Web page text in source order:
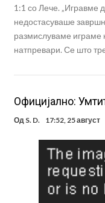
1:1 со Лече. „Игравме
недостасуваше
размислуваме играме
натпревари. Се што
Официјално:
Од S. D. 17:52, 25 август